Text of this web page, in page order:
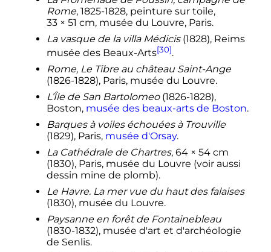
Rome, 1825-1828, peinture sur toile,
33 × 51 cm, musée du Louvre, Paris.
La vasque de la villa Médicis(1828), Reims
musée des Beaux-Arts[30].
Rome, Le Tibre au château Saint-Ange
(1826-1828), Paris, musée du Louvre.
L’Île de San Bartolomeo(1826-1828),
Boston, musée des beaux-arts de Boston.
Barques à voiles échouées à Trouville
(1829), Paris, musée d'Orsay.
La Cathédrale de Chartres, 64 × 54 cm
(1830), Paris, musée du Louvre (voir aussi
dessin mine de plomb).
Le Havre. La mer vue du haut des falaises
(1830), musée du Louvre.
Paysanne en forêt de Fontainebleau
(1830-1832), musée d'art et d'archéologie
de Senlis.